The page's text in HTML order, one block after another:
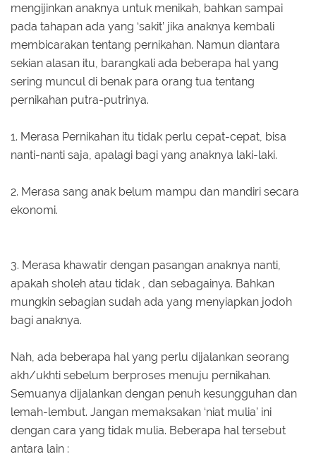
mengijinkan anaknya untuk menikah, bahkan sampai
pada tahapan ada yang ‘sakit’ jika anaknya kembali
membicarakan tentang pernikahan. Namun diantara
sekian alasan itu, barangkali ada beberapa hal yang
sering muncul di benak para orang tua tentang
pernikahan putra-putrinya.
1. Merasa Pernikahan itu tidak perlu cepat-cepat, bisa
nanti-nanti saja, apalagi bagi yang anaknya laki-laki.
2. Merasa sang anak belum mampu dan mandiri secara
ekonomi.
3. Merasa khawatir dengan pasangan anaknya nanti,
apakah sholeh atau tidak , dan sebagainya. Bahkan
mungkin sebagian sudah ada yang menyiapkan jodoh
bagi anaknya.
Nah, ada beberapa hal yang perlu dijalankan seorang
akh/ukhti sebelum berproses menuju pernikahan.
Semuanya dijalankan dengan penuh kesungguhan dan
lemah-lembut. Jangan memaksakan ‘niat mulia’ ini
dengan cara yang tidak mulia. Beberapa hal tersebut
antara lain :